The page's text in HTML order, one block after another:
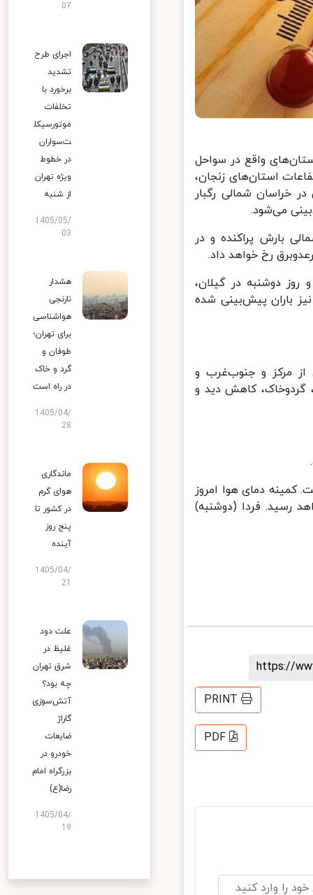
امروز (یکشنبه ۷ مرداد) در استان‌های واقع در سواحل
استان‌های زنجان،
بر این مناطق در خراسان شمالی رگبار
می‌شود.
بارش پراکنده و در
رخ خواهد داد.
دوشنبه در گیلان،
باران پیش‌بینی شده
مرکز و جنوب‌غرب و
کاهش دید و
دمای هوا امروز
درجه سانتی‌گراد خواهد رسید. فردا (دوشنبه)
https://
PRINT
PDF
07
اجرای طرح
تشدید
برخورد با
تخلفات
موتورسیکل
ت‌سواران
در خطوط
ویژه تهران
از شنبه
1405/05/
03
هشدار
نارنجی
هواشناسی
برای تهران؛
طوفان و
گرد و خاک
در راه است
1405/04/
28
ماندگاری
هوای گرم
در کشور تا
پنج روز
آینده
1405/04/
علت دود
غلیظ در
شرق تهران
چه بود؟
آتش‌سوزی
گاراژ
ضایعات
خودرو در
بزرگراه امام
رضا(ع)
1405/04/
19